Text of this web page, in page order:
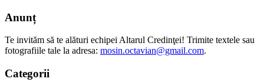
Anunț
Te invităm să te alături echipei Altarul Credinţei! Trimite textele sau
fotografiile tale la adresa: mosin.octavian@gmail.com.
Categorii